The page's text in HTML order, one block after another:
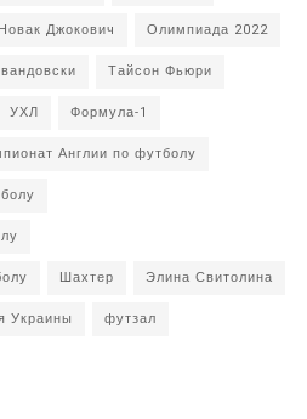
Новак Джокович
Олимпиада 2022
Тайсон Фьюри
УХЛ
Формула-1
Англии по футболу
Шахтер
Элина Свитолина
Украины футзал